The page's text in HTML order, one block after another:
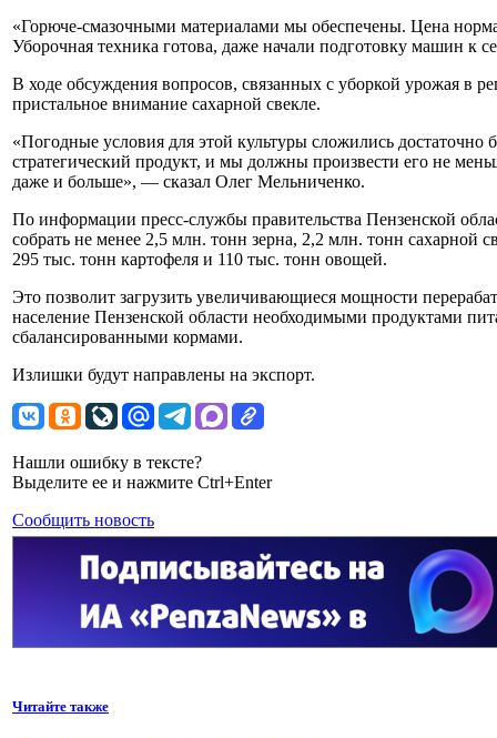
«Горюче-смазочными материалами мы обеспечены. Цена
Уборочная техника готова, даже начали подготовку машин к
В ходе обсуждения вопросов, связанных с уборкой урожая в
пристальное внимание сахарной свекле.
«Погодные условия для этой культуры сложились
стратегический продукт, и мы должны произвести его не
даже и больше», — сказал Олег Мельниченко.
По информации пресс-службы правительства Пензенской
собрать не менее 2,5 млн. тонн зерна, 2,2 млн. тонн сахарной
295 тыс. тонн картофеля и 110 тыс. тонн овощей.
Это позволит загрузить увеличивающиеся мощности
население Пензенской области необходимыми продуктами
сбалансированными кормами.
Излишки будут направлены на экспорт.
Нашли ошибку в тексте?
Выделите ее и нажмите Ctrl+Enter
Сообщить новость
Читайте также